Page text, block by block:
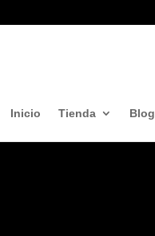
Inicio Tienda Blog